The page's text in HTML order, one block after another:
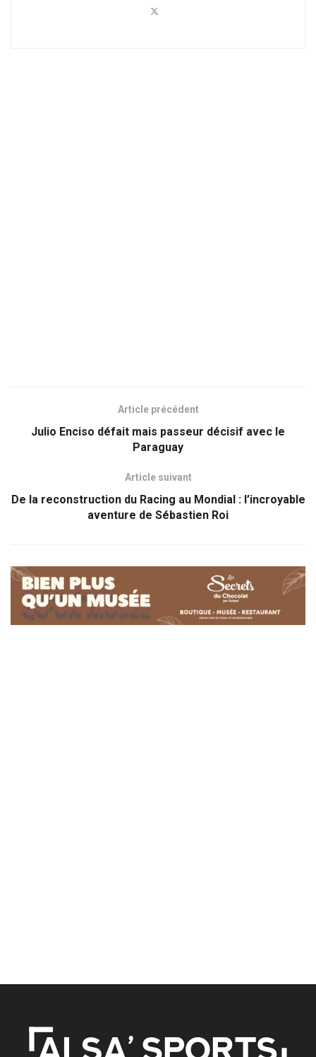
Article précédent
Julio Enciso défait mais passeur décisif avec le
Paraguay
Article suivant
De la reconstruction du Racing au Mondial : l’incroyable
aventure de Sébastien Roi